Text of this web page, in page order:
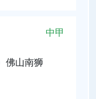
中甲
佛山南狮